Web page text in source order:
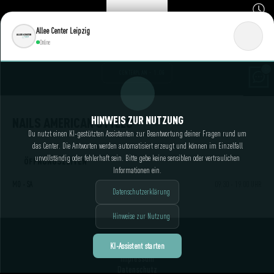
Allee Center Leipzig
Online
HINWEIS ZUR NUTZUNG
Du nutzt einen KI-gestützten Assistenten zur Beantwortung deiner Fragen rund um
das Center. Die Antworten werden automatisiert erzeugt und können im Einzelfall
unvollständig oder fehlerhaft sein. Bitte gebe keine sensiblen oder vertraulichen
Informationen ein.
Datenschutzerklärung
Hinweise zur Nutzung
KI-Assistent starten
NAILS AMERICAN STYLES
ÖFFNUNGSZEITEN
Kontakt
Impressum